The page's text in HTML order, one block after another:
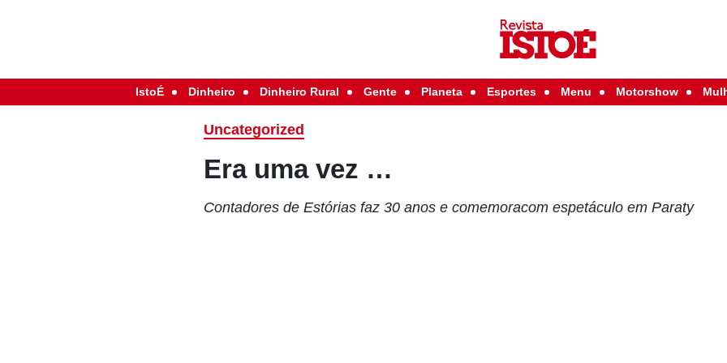
IstoÉ Dinheiro Dinheiro Rural Gente Planeta Esportes Menu Motorshow
Uncategorized
Era uma vez …
Contadores de Estórias faz 30 anos e comemoracom espetáculo em Paraty